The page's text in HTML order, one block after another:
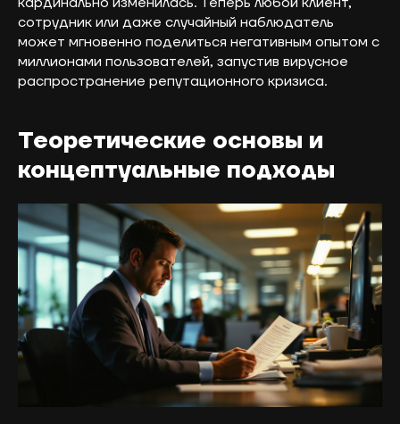
сотрудник или даже случайный наблюдатель
может мгновенно поделиться негативным опытом с
миллионами пользователей, запустив вирусное
распространение репутационного кризиса.
Теоретические основы и
концептуальные подходы